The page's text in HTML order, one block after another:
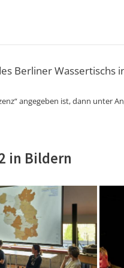
Berliner Wassertischs
angegeben ist, dann unter
in Bildern